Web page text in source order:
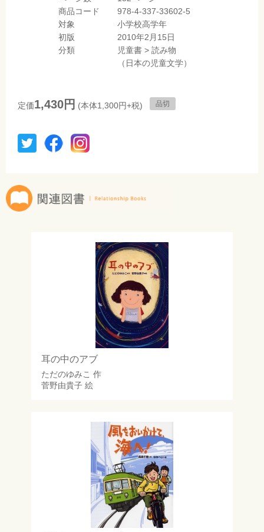
商品コード
978-4-337-33602-5
対象
小学校高学年
初版
2010年2月15日
分類
児童書 > 読み物
（日本の児童文学）
定価1,430円 (本体1,300円+税) 品切
耳の中のアブ
ただのゆみこ 作
菅野由貴子絵